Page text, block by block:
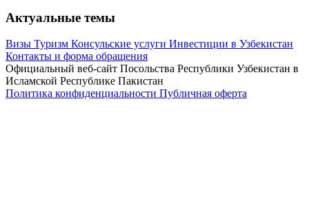
Актуальные темы
Визы Туризм Консульские услуги Инвестиции в Узбекистан
Контакты и форма обращения
Официальный веб-сайт Посольства Республики Узбекистан в
Исламской Республике Пакистан
Политика конфиденциальности Публичная оферта